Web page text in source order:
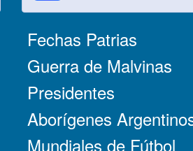
Fechas Patrias
Guerra de Malvinas
Presidentes
Aborígenes
Mundiales de Fútbol